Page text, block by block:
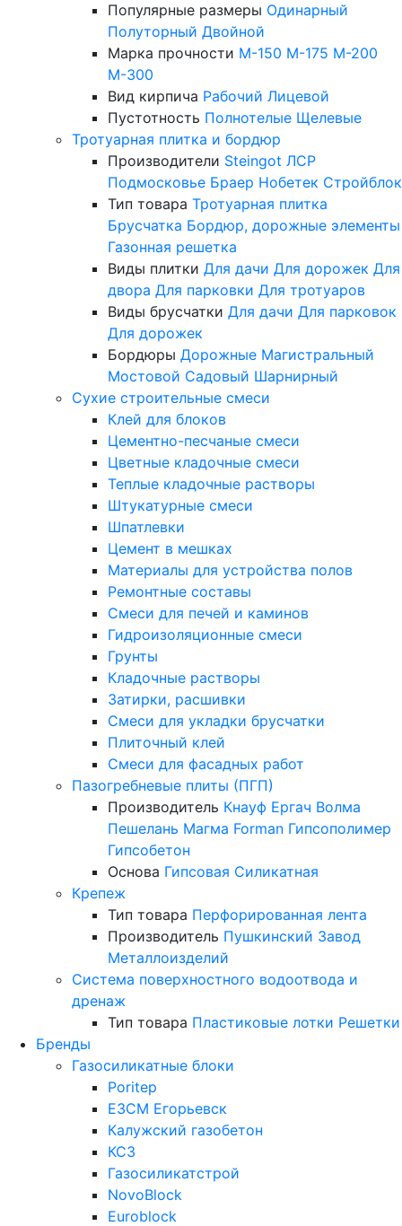
Популярные размеры Одинарный
Полуторный Двойной
Марка прочности М-150 М-175 М-200
М-300
Вид кирпича Рабочий Лицевой
Пустотность Полнотелые Щелевые
Тротуарная плитка и бордюр
Производители Steingot ЛСР
Подмосковье Браер Нобетек Стройблок
Тип товара Тротуарная плитка
Брусчатка Бордюр, дорожные элементы
Газонная решетка
Виды плитки Для дачи Для дорожек Для
двора Для парковки Для тротуаров
Виды брусчатки Для дачи Для парковок
Для дорожек
Бордюры Дорожные Магистральный
Мостовой Садовый Шарнирный
Сухие строительные смеси
Клей для блоков
Цементно-песчаные смеси
Цветные кладочные смеси
Теплые кладочные растворы
Штукатурные смеси
Шпатлевки
Цемент в мешках
Материалы для устройства полов
Ремонтные составы
Смеси для печей и каминов
Гидроизоляционные смеси
Грунты
Кладочные растворы
Затирки, расшивки
Смеси для укладки брусчатки
Плиточный клей
Смеси для фасадных работ
Пазогребневые плиты (ПГП)
Производитель Кнауф Ергач Волма
Пешелань Магма Forman Гипсополимер
Гипсобетон
Основа Гипсовая Силикатная
Крепеж
Тип товара Перфорированная лента
Производитель Пушкинский Завод
Металлоизделий
Система поверхностного водоотвода и
дренаж
Тип товара Пластиковые лотки Решетки
Бренды
Газосиликатные блоки
Poritep
ЕЗСМ Егорьевск
Калужский газобетон
КСЗ
Газосиликатстрой
NovoBlock
Euroblock